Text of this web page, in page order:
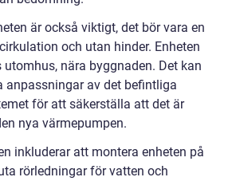
är också viktigt, det bör vara en
och utan hinder. Enheten
nära byggnaden. Det kan
anpassningar av det befintliga
för att säkerställa att det är
nya värmepumpen.
inkluderar att montera enheten på
rörledningar för vatten och